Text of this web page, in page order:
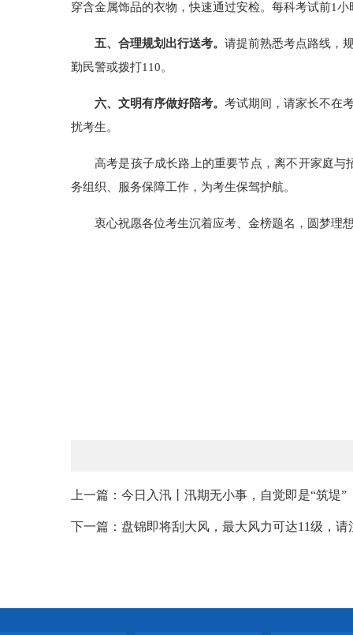
穿含金属饰品的衣物，快速通过安检。每科考试前1
五、合理规划出行送考。 请提前熟悉考点路线，
勤民警或拨打110。
六、文明有序做好陪考。 考试期间，请家长不在
扰考生。
高考是孩子成长路上的重要节点，离不开家庭
务组织、服务保障工作，为考生保驾护航。
衷心祝愿各位考生沉着应考、金榜题名，圆梦理
上一篇：今日入汛丨汛期无小事，自觉即是“筑堤”
下一篇：盘锦即将刮大风，最大风力可达11级，请